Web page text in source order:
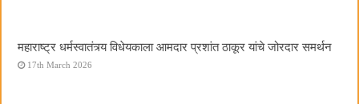
महाराष्ट्र धर्मस्वातंत्र्य विधेयकाला आमदार प्रशांत ठाकूर यांचे जोरदार समर्थन
17th March 2026